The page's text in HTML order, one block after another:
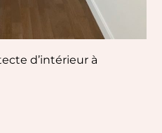
d’intérieur à